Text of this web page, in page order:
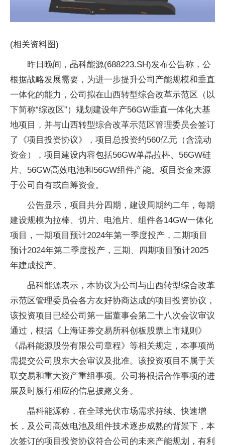
(相关资料图)
昨日晚间，晶科能源(688223.SH)发布公告称，公
根据战略发展需要，为进一步提升公司产能规模和垂直
一体化的能力，公司拟在山西转型综合改革示范区（以
下简称“综改区”）规划建设年产56GW垂直一体化大基
地项目，并与山西转型综合改革示范区管理委员会签订
了《项目投资协议》，项目总投资约560亿元（含流动
资金），项目建设内容包括56GW单晶拉棒、56GW硅
片、56GW高效电池和56GW组件产能。项目资金来源
于公司自有或自筹资金。
公告显示，项目共分四期，建设周期约二年，每期
建设规模为拉棒、切片、电池片、组件各14GW一体化
项目，一期项目预计2024年第一季度投产，二期项目
预计2024年第二季度投产，三期、四期项目预计2025
年建成投产。
晶科能源表示，本协议为公司与山西转型综合改革
示范区管理委员会各方友好协商达成的项目投资协议，
该投资项目已经公司第一届董事会第二十八次会议审议
通过，根据《上海证券交易所科创板股票上市规则》
《晶科能源股份有限公司章程》等相关规定，本事项尚
需提交公司股东大会审议及批准。该投资项目不属于关
联交易和重大资产重组事项。公司将根据合作事项的进
展及时履行相应的信息披露义务。
晶科能源称，在全球光伏市场需求持续、快速增
长，及公司高效电池及组件技术逐步成熟的背景下，本
次签订的项目投资协议符合公司的未来产能规划，有利